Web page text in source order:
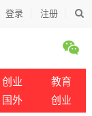
登录 注册
创业
教育
国外 创业